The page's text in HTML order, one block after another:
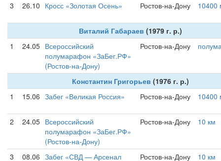
3 26.10 Кросс «Золотая Осень» Ростов-на-Дону 10400
Виталий Габараев (1979 г. р.)
1
24.05 Всероссийский
полумарафон «ЗаБег.РФ»
(Ростов-на-Дону)
Ростов-на-Дону
Константин Григорьев (1976 г. р.)
1
15.06 Забег «Великая Россия» Ростов-на-Дону 10400
2 24.05 Всероссийский
полумарафон «ЗаБег.РФ»
(Ростов-на-Дону)
Ростов-на-Дону 10 км
3 08.06 Забег «СВД — Арсенал
Ростов-на-Дону 10 км